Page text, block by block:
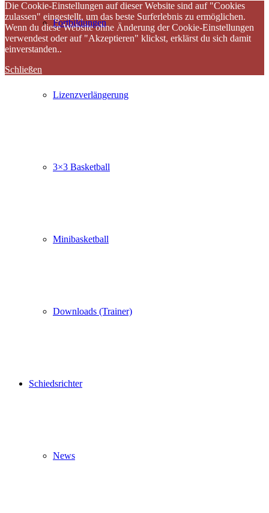
Fortbildungen
Lizenzverlängerung
3×3 Basketball
Minibasketball
Downloads (Trainer)
Schiedsrichter
News
Die Cookie-Einstellungen auf dieser Website sind auf "Cookies
zulassen" eingestellt, um das beste Surferlebnis zu ermöglichen.
Wenn du diese Website ohne Änderung der Cookie-Einstellungen
verwendest oder auf "Akzeptieren" klickst, erklärst du sich damit
einverstanden..
Schließen